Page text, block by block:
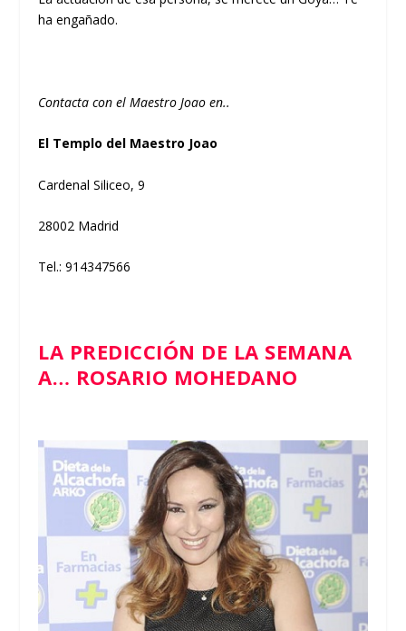
ha engañado.
Contacta con el Maestro Joao en..
El Templo del Maestro Joao
Cardenal Siliceo, 9
28002 Madrid
Tel.: 914347566
LA PREDICCIÓN DE LA SEMANA
A… ROSARIO MOHEDANO